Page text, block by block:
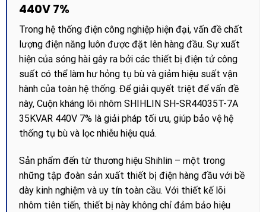
440V 7%
Trong hệ thống điện công nghiệp hiện đại, vấn đề chất
lượng điện năng luôn được đặt lên hàng đầu. Sự xuất
hiện của sóng hài gây ra bởi các thiết bị điện tử công
suất có thể làm hư hỏng tụ bù và giảm hiệu suất vận
hành của toàn hệ thống. Để giải quyết triệt để vấn đề
này, Cuộn kháng lõi nhôm SHIHLIN SH-SR44035T-7A
35KVAR 440V 7% là giải pháp tối ưu, giúp bảo vệ hệ
thống tụ bù và lọc nhiễu hiệu quả.
Sản phẩm đến từ thương hiệu Shihlin – một trong
những tập đoàn sản xuất thiết bị điện hàng đầu với bề
dày kinh nghiệm và uy tín toàn cầu. Với thiết kế lõi
nhôm tiên tiến, thiết bị này không chỉ đảm bảo hiệu